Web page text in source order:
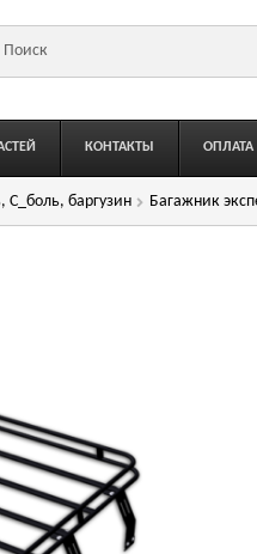
КОНТАКТЫ ОПЛАТА
С_боль, баргузин Багажник